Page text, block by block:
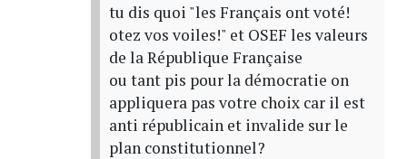
tu dis quoi "les Français ont voté!
otez vos voiles!" et OSEF les valeurs
de la République Française
ou tant pis pour la démocratie on
appliquera pas votre choix car il est
anti républicain et invalide sur le
plan constitutionnel?